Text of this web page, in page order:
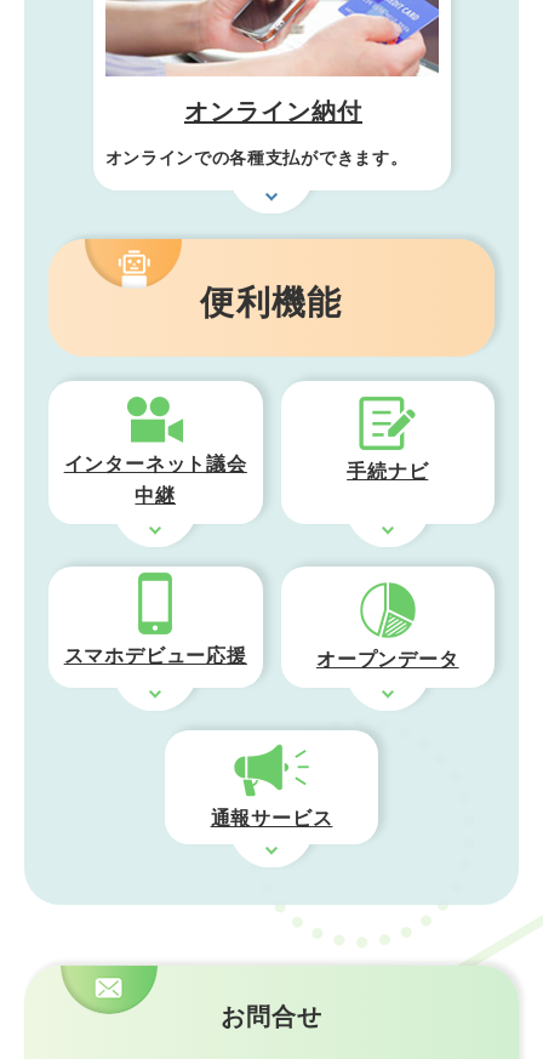
オンライン納付
オンラインでの各種支払ができます。
便利機能
インターネット議会
中継
手続ナビ
スマホデビュー応援 オープンデータ
通報サービス
お問合せ